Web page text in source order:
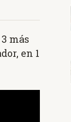
más
en 1